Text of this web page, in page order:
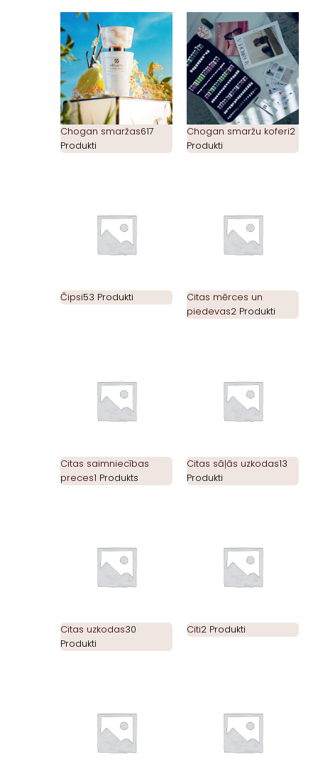
Chogan smaržas617
Produkti
Chogan smaržu koferi2
Produkti
Čipsi53 Produkti
Citas mērces un
piedevas2 Produkti
Citas saimniecības
preces1 Produkts
Citas sāļās uzkodas13
Produkti
Citas uzkodas30
Produkti
Citi2 Produkti